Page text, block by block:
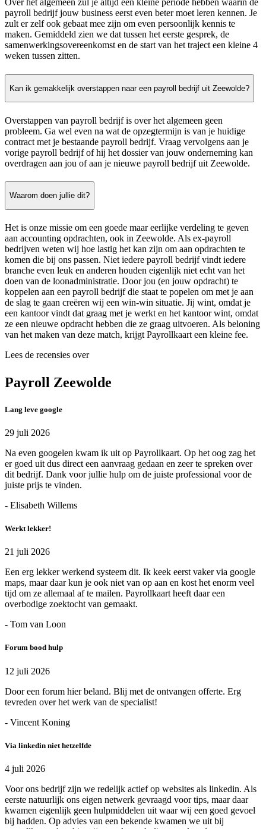
Over het algemeen zul je altijd een kleine periode hebben waarin de
payroll bedrijf jouw business eerst even beter moet leren kennen. Je
zult er zelf ook gebaat mee zijn om even persoonlijk kennis te
maken. Gemiddeld zien we dat tussen het eerste gesprek, de
samenwerkingsovereenkomst en de start van het traject een kleine 4
weken tussen zitten.
Kan ik gemakkelijk overstappen naar een payroll bedrijf uit Zeewolde?
Overstappen van payroll bedrijf is over het algemeen geen
probleem. Ga wel even na wat de opzegtermijn is van je huidige
contract met je bestaande payroll bedrijf. Vraag vervolgens aan je
vorige payroll bedrijf of hij het dossier van jouw onderneming kan
overdragen aan jou of aan je nieuwe payroll bedrijf uit Zeewolde.
Waarom doen jullie dit?
Het is onze missie om een goede maar eerlijke verdeling te geven
aan accounting opdrachten, ook in Zeewolde. Als ex-payroll
bedrijven weten wij hoe lastig het kan zijn om aan opdrachten te
komen die bij ons passen. Niet iedere payroll bedrijf vindt iedere
branche even leuk en anderen houden eigenlijk niet echt van het
doen van de loonadministratie. Door jou (en jouw opdracht) te
koppelen aan een payroll bedrijf die staat te popelen om met je aan
de slag te gaan creëren wij een win-win situatie. Jij wint, omdat je
een kantoor vindt dat graag met je werkt en het kantoor wint, omdat
ze een nieuwe opdracht hebben die ze graag uitvoeren. Als beloning
van het maken van deze match, krijgt Payrollkaart een kleine fee.
Lees de recensies over
Payroll Zeewolde
Lang leve google
29 juli 2026
Na even googelen kwam ik uit op Payrollkaart. Op het oog zag het
er goed uit dus direct een aanvraag gedaan en zeer te spreken over
dit bedrijf. Dank voor jullie hulp om de juiste professional voor de
juiste prijs te vinden.
- Elisabeth Willems
Werkt lekker!
21 juli 2026
Een erg lekker werkend systeem dit. Ik keek eerst vaker via google
maps, maar daar kun je ook niet van op aan en kost het enorm veel
tijd om ze allemaal af te mailen. Payrollkaart heeft daar een
overbodige zoektocht van gemaakt.
- Tom van Loon
Forum bood hulp
12 juli 2026
Door een forum hier beland. Blij met de ontvangen offerte. Erg
tevreden over het werk van de specialist!
- Vincent Koning
Via linkedin niet hetzelfde
4 juli 2026
Voor ons bedrijf zijn we redelijk actief op websites als linkedin. Als
eerste natuurlijk ons eigen netwerk gevraagd voor tips, maar daar
kwamen eigenlijk geen hulpmiddelen uit waar wij een goed gevoel
bij hadden. Op advies van een bekende kwamen we uit bij